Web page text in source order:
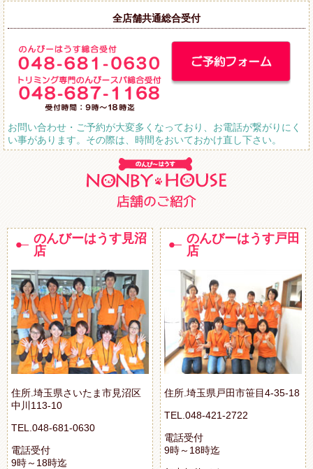
全店舗共通総合受付
お問い合わせ・ご予約が大変多くなっており、お電話が繋がりにく
い事があります。その際は、時間をおいておかけ直し下さい。
のんびーはうす見沼
店
住所.埼玉県さいたま市見沼区
中川113-10
TEL.048-681-0630
電話受付
9時～18時迄
のんびーはうす戸田
店
住所.埼玉県戸田市笹目4-35-18
TEL.048-421-2722
電話受付
9時～18時迄